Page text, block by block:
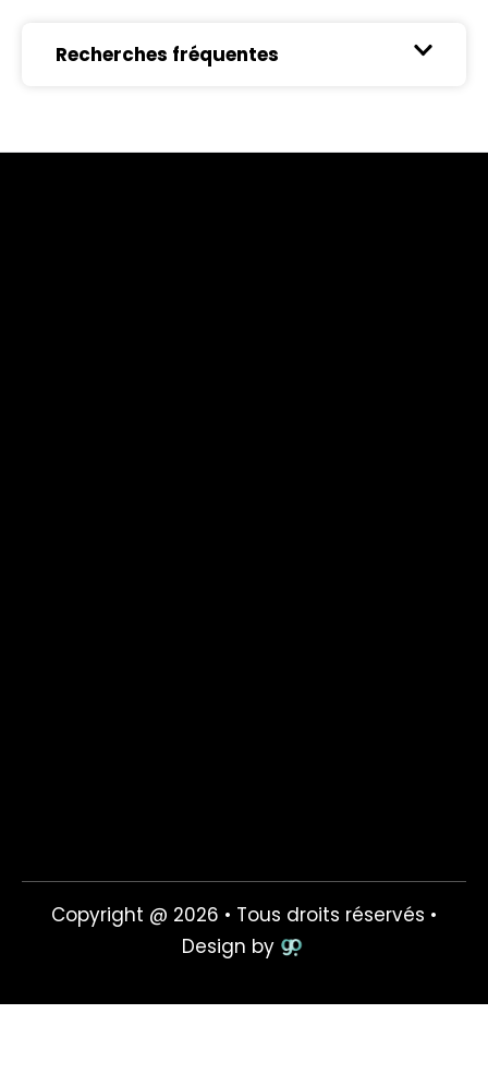
Recherches fréquentes
Copyright @ 2026 • Tous droits réservés •
Design by